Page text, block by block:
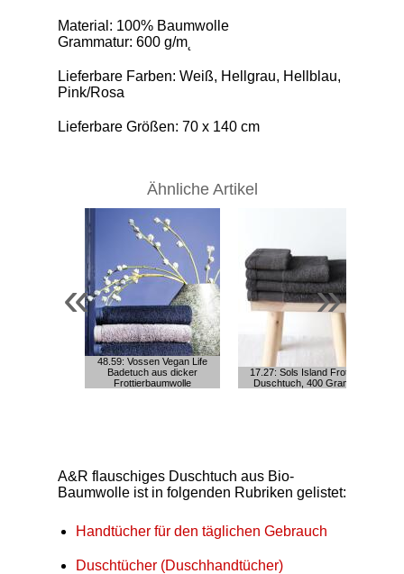
Material: 100% Baumwolle
Grammatur: 600 g/m˛
Lieferbare Farben: Weiß, Hellgrau, Hellblau,
Pink/Rosa
Lieferbare Größen: 70 x 140 cm
Ähnliche Artikel
«
48.59: Vossen Vegan Life
Badetuch aus dicker
Frottierbaumwolle
17.27: Sols Island Frottee
Duschtuch, 400 Gramm
»
A&R flauschiges Duschtuch aus Bio-
Baumwolle ist in folgenden Rubriken gelistet:
Handtücher für den täglichen Gebrauch
Duschtücher (Duschhandtücher)